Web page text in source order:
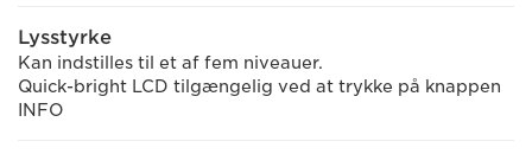
Lysstyrke
Kan indstilles til et af fem niveauer.
Quick-bright LCD tilgængelig ved at trykke på knappen
INFO